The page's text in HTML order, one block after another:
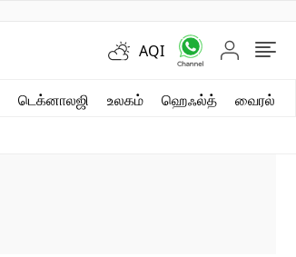
AQI
டெக்னாலஜி உலகம் ஹெஃல்த் வைரல்